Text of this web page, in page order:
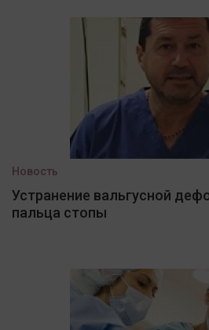
Новость
Устранение вальгусной
пальца стопы